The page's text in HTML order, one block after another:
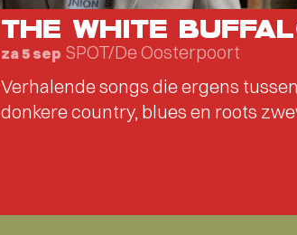
THE WHITE
za 5 sep SPOT/De Oosterpoort
Verhalende songs die ergens tussen
donkere country, blues en roots